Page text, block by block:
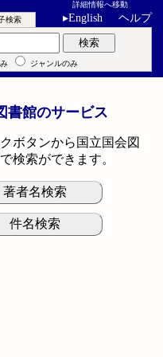
詳細情報へ移動
▸English ヘルプ
検索
検索
ジャンルのみ
書館のサービス
ボタンから国立国会図
検索ができます。
著者名検索
件名検索